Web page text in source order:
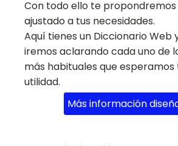
Con todo ello te propondremos
ajustado a tus necesidades.
Aquí tienes un Diccionario Web
iremos aclarando cada uno de
más habituales que esperamos
utilidad.
Más información